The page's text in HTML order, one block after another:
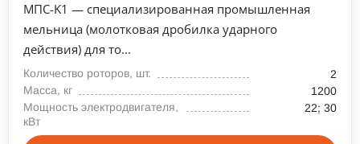
МПС-K1 — специализированная промышленная
мельница (молотковая дробилка ударного
действия) для то...
Количество роторов, шт.
2
Масса, кг
1200
Мощность электродвигателя,
кВт
22; 30